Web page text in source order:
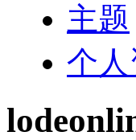
主题
个